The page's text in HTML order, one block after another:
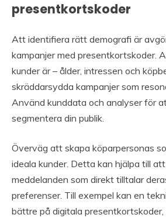
presentkortskoder
Att identifiera rätt demografi är
kampanjer med presentkortskoder.
kunder är – ålder, intressen och
skräddarsydda kampanjer som
Använd kunddata och analyser för
segmentera din publik.
Överväg att skapa köparpersonas
ideala kunder. Detta kan hjälpa till
meddelanden som direkt tilltalar
preferenser. Till exempel kan en
bättre på digitala presentkortskoder,